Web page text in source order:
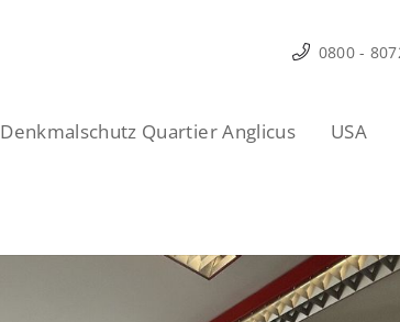
0800 -
Denkmalschutz Quartier Anglicus USA